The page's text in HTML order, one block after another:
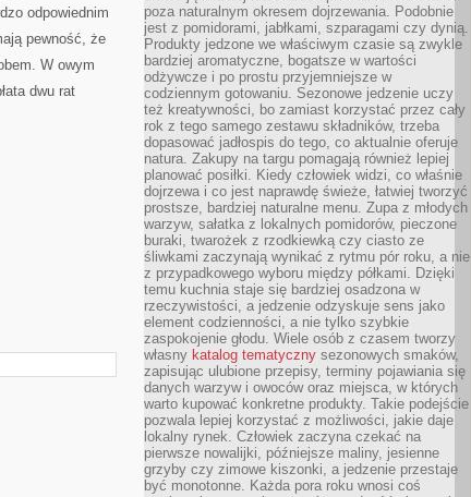
odpowiednim
pewność, że
W owym
dwu rat
poza naturalnym okresem dojrzewania. Podobnie
jest z pomidorami, jabłkami, szparagami czy dynią.
Produkty jedzone we właściwym czasie są zwykle
bardziej aromatyczne, bogatsze w wartości
odżywcze i po prostu przyjemniejsze w
codziennym gotowaniu. Sezonowe jedzenie uczy
też kreatywności, bo zamiast korzystać przez cały
rok z tego samego zestawu składników, trzeba
dopasować jadłospis do tego, co aktualnie oferuje
natura. Zakupy na targu pomagają również lepiej
planować posiłki. Kiedy człowiek widzi, co właśnie
dojrzewa i co jest naprawdę świeże, łatwiej tworzyć
prostsze, bardziej naturalne menu. Zupa z młodych
warzyw, sałatka z lokalnych pomidorów, pieczone
buraki, twarożek z rzodkiewką czy ciasto ze
śliwkami zaczynają wynikać z rytmu pór roku, a nie
z przypadkowego wyboru między półkami. Dzięki
temu kuchnia staje się bardziej osadzona w
rzeczywistości, a jedzenie odzyskuje sens jako
element codzienności, a nie tylko szybkie
zaspokojenie głodu. Wiele osób z czasem tworzy
własny katalog tematyczny sezonowych smaków,
zapisując ulubione przepisy, terminy pojawiania się
danych warzyw i owoców oraz miejsca, w których
warto kupować konkretne produkty. Takie podejście
pozwala lepiej korzystać z możliwości, jakie daje
lokalny rynek. Człowiek zaczyna czekać na
pierwsze nowalijki, późniejsze maliny, jesienne
grzyby czy zimowe kiszonki, a jedzenie przestaje
być monotonne. Każda pora roku wnosi coś